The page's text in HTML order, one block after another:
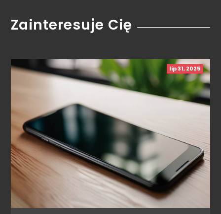
Zainteresuje Cię
lip 31, 2025